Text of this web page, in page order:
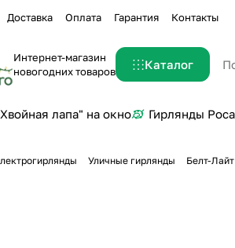
Доставка Оплата Гарантия Контакты
Интернет-магазин
новогодних товаров
Каталог
лапа" на окно Гирлянды Роса
Уличные гирлянды Белт-